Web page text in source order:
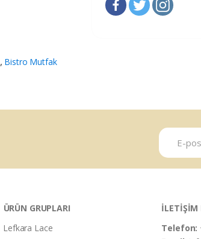
, Bistro Mutfak
ÜRÜN GRUPLARI
Lefkara Lace
İLETİŞİM
Telefon: